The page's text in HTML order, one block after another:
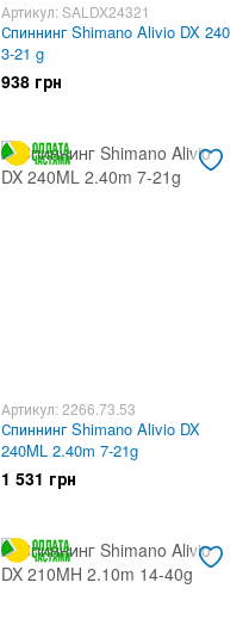
Артикул: SALDX24321
Спиннинг Shimano Alivio DX 240
3-21 g
938 грн
Артикул: 2266.73.53
Спиннинг Shimano Alivio DX
240ML 2.40m 7-21g
1 531 грн